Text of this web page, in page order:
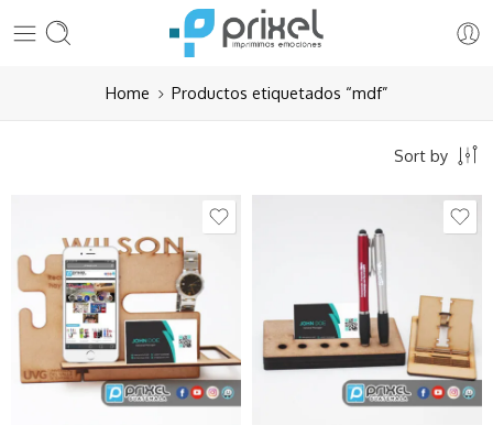
Home Productos etiquetados “mdf”
Sort by